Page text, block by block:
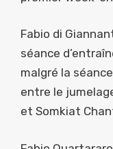
Fabio di
séance
malgré la
entre le
et Somkiat